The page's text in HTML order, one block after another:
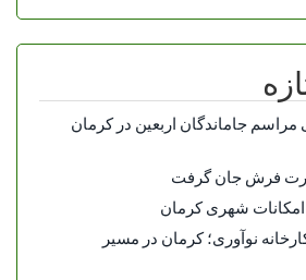
جاماندگان اربعین در کرمان
فرش جان گرفت
شهری کرمان
نوآوری؛ کرمان در مسیر